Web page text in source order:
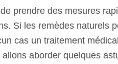
prendre des mesures
Si les remèdes naturels
cas un traitement
aborder quelques